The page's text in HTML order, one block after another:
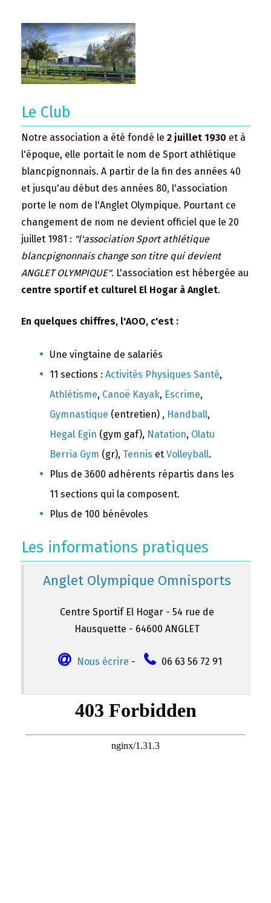
Le Club
Notre association a été fondé le 2 juillet 1930 et à
l'époque, elle portait le nom de Sport athlétique
blancpignonnais. A partir de la fin des années 40
et jusqu'au début des années 80, l'association
porte le nom de l'Anglet Olympique. Pourtant ce
changement de nom ne devient officiel que le 20
juillet 1981 : "l'association Sport athlétique
blancpignonnais change son titre qui devient
ANGLET OLYMPIQUE". L'association est hébergée au
centre sportif et culturel El Hogar à Anglet.
En quelques chiffres, l'AOO, c'est :
Une vingtaine de salariés
11 sections : Activités Physiques Santé,
Athlétisme, Canoë Kayak, Escrime,
Gymnastique (entretien) , Handball,
Hegal Egin (gym gaf), Natation, Olatu
Berria Gym (gr), Tennis et Volleyball.
Plus de 3600 adhérents répartis dans les
11 sections qui la composent.
Plus de 100 bénévoles
Les informations pratiques
Anglet Olympique Omnisports
Centre Sportif El Hogar - 54 rue de
Hausquette - 64600 ANGLET
Nous écrire - 06 63 56 72 91